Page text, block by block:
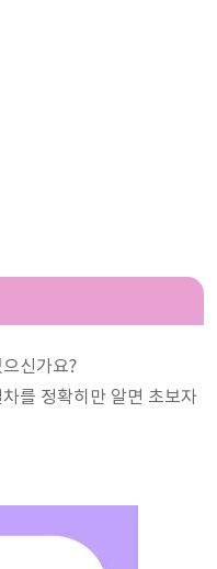
신가요?
를 정확히만 알면 초보자